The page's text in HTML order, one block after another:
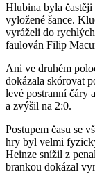
Hlubina byla častěji
vyložené šance.
vyráželi do
faulován Filip
Ani ve druhém
dokázala skórovat
levé postranní čáry
a zvýšil na 2:0.
Postupem času se
hry byl velmi
Heinze snížil z
brankou dokázal